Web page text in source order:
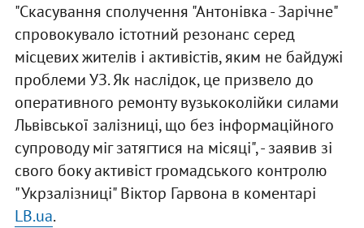
"Скасування сполучення "Антонівка - Зарічне"
спровокувало істотний резонанс серед
місцевих жителів і активістів, яким не байдужі
проблеми УЗ. Як наслідок, це призвело до
оперативного ремонту вузькоколійки силами
Львівської залізниці, що без інформаційного
супроводу міг затягтися на місяці", - заявив зі
свого боку активіст громадського контролю
"Укрзалізниці" Віктор Гарвона в коментарі
LB.ua.